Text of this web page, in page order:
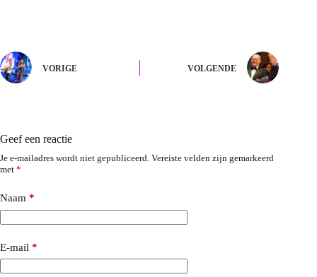
VORIGE VOLGENDE
Geef een reactie
Je e-mailadres wordt niet gepubliceerd. Vereiste velden zijn gemarkeerd
met *
Naam *
E-mail *